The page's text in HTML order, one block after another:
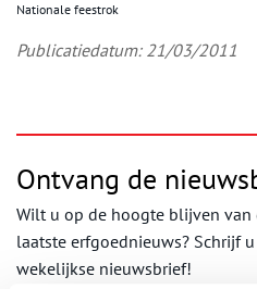
Nationale feestrok
Publicatiedatum: 21/03/2011
Ontvang de
Wilt u op de hoogte blijven
laatste erfgoednieuws? Schrijf
wekelijkse nieuwsbrief!